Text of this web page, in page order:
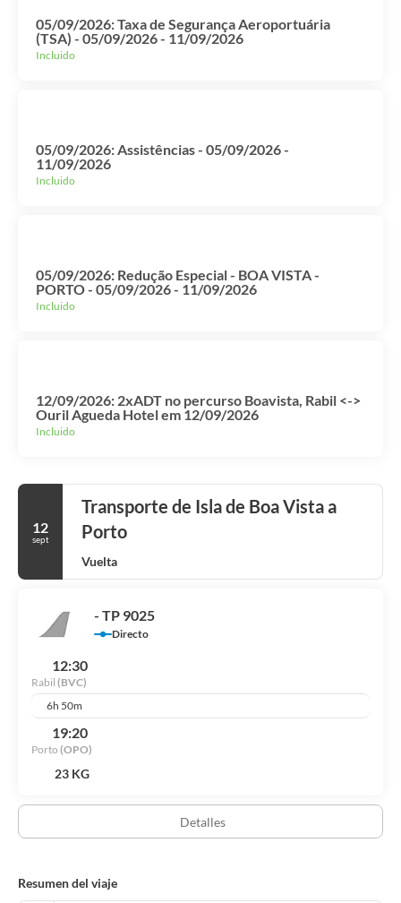
05/09/2026: Taxa de Segurança Aeroportuária
(TSA) - 05/09/2026 - 11/09/2026
Incluido
05/09/2026: Assistências - 05/09/2026 -
11/09/2026
Incluido
05/09/2026: Redução Especial - BOA VISTA -
PORTO - 05/09/2026 - 11/09/2026
Incluido
12/09/2026: 2xADT no percurso Boavista, Rabil <->
Ouril Agueda Hotel em 12/09/2026
Incluido
12
sept
Transporte de Isla de Boa Vista a
Porto
Vuelta
- TP 9025
Directo
12:30
Rabil (BVC)
6h 50m
19:20
Porto (OPO)
23 KG
Detalles
Resumen del viaje